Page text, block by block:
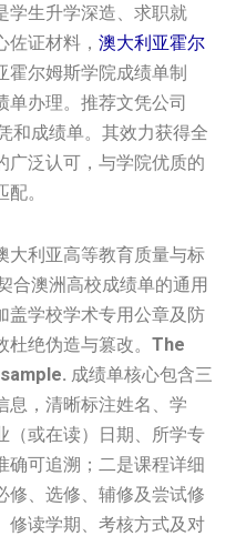
学生升学深造、求职就
证材料， 澳大利亚霍尔
霍尔姆斯学院‌成绩单制
单办理。推荐文凭公司
和成绩单。其效力获得全
广泛认可，与学院优质的
。
大利亚高等教育质量与标
合澳洲高校成绩单的通用
盖学校学术专用公章及防
绝伪造与篡改。 The
成绩单核心包含三
息，清晰标注姓名、学
（或在读）日期、所学专
确可追溯；二是课程详细
修、选修、辅修及尝试修
修读学期、考核方式及对